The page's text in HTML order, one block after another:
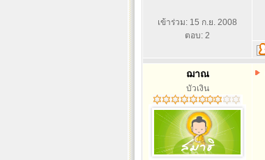
เข้าร่วม: 15 ก.ย. 2008
ตอบ: 2
ฌาณ
บัวเงิน